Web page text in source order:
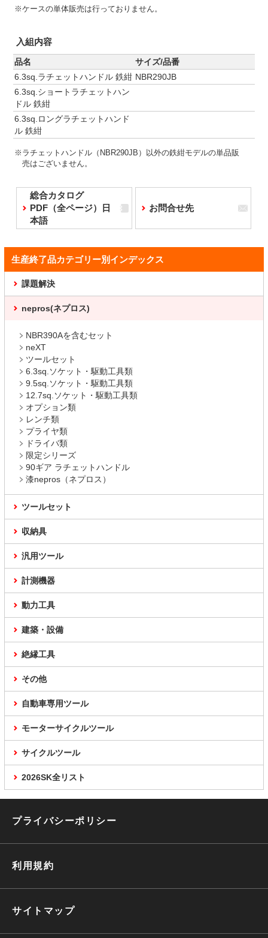
※ケースの単体販売は行っておりません。
入組内容
品名
サイズ/品番
6.3sq.ラチェットハンドル 鉄紺 NBR290JB
6.3sq.ショートラチェットハン
ドル 鉄紺
6.3sq.ロングラチェットハンド
ル 鉄紺
※ラチェットハンドル（NBR290JB）以外の鉄紺モデルの単品販
売はございません。
総合カタログ
PDF（全ページ）日
本語
お問合せ先
生産終了品カテゴリー別インデックス
課題解決
nepros(ネプロス)
NBR390Aを含むセット
neXT
ツールセット
6.3sq.ソケット・駆動工具類
9.5sq.ソケット・駆動工具類
12.7sq.ソケット・駆動工具類
オプション類
レンチ類
プライヤ類
ドライバ類
限定シリーズ
90ギア ラチェットハンドル
漆nepros（ネプロス）
ツールセット
収納具
汎用ツール
計測機器
動力工具
建築・設備
絶縁工具
その他
自動車専用ツール
モーターサイクルツール
サイクルツール
2026SK全リスト
プライバシーポリシー
利用規約
サイトマップ